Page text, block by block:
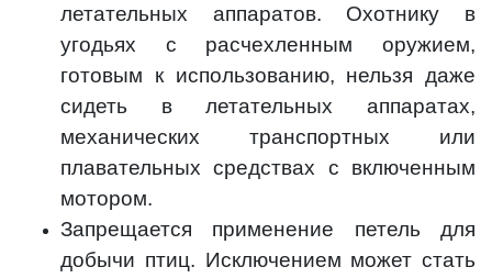
летательных аппаратов. Охотнику в
угодьях с расчехленным оружием,
готовым к использованию, нельзя даже
сидеть в летательных аппаратах,
механических транспортных или
плавательных средствах с включенным
мотором.
Запрещается применение петель для
добычи птиц. Исключением может стать